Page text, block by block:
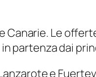
Canarie. Le
partenza dai
e